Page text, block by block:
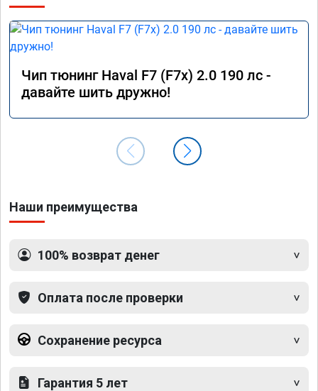
Чип тюнинг Haval F7 (F7x) 2.0 190 лс -
давайте шить дружно!
Наши преимущества
100% возврат денег
Оплата после проверки
Сохранение ресурса
Гарантия 5 лет